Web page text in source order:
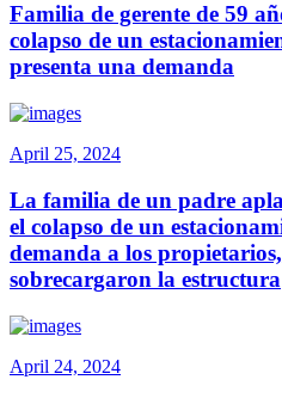
Familia de gerente de 59
colapso de un
presenta una demanda
April 25, 2024
La familia de un padre
el colapso de un
demanda a los
sobrecargaron la estructura
April 24, 2024